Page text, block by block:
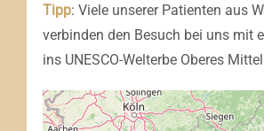
Tipp: Viele unserer Patienten aus
verbinden den Besuch bei uns mit
ins UNESCO-Welterbe Oberes